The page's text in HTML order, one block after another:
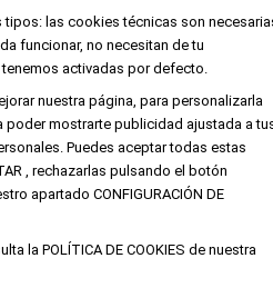
Todos los derechos
las cookies técnicas son
funcionar, no necesitan de tu
activadas por defecto.
nuestra página, para personalizarla
poder mostrarte publicidad ajustada a
Puedes aceptar todas estas
, rechazarlas pulsando el botón
apartado CONFIGURACIÓN DE
la POLÍTICA DE COOKIES de nuestra